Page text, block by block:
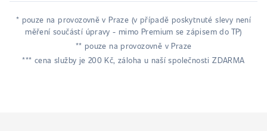
* pouze na provozovně v Praze (v případě poskytnuté slevy není
měření součástí úpravy - mimo Premium se zápisem do TP)
** pouze na provozovně v Praze
*** cena služby je 200 Kč, záloha u naší společnosti ZDARMA